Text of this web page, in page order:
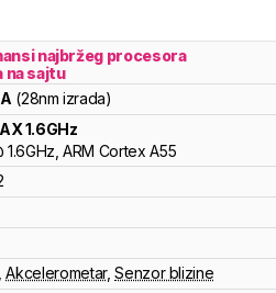
najbržeg procesora
na sajtu
(28nm izrada)
1.6GHz
1.6GHz,ARM Cortex A55
,Akcelerometar,Senzor blizine